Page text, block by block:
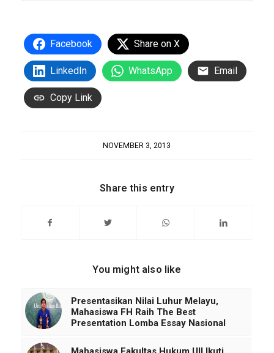
Facebook Share on X
LinkedIn WhatsApp Email
Copy Link
NOVEMBER 3, 2013
Share this entry
You might also like
Presentasikan Nilai Luhur Melayu,
Mahasiswa FH Raih The Best
Presentation Lomba Essay Nasional